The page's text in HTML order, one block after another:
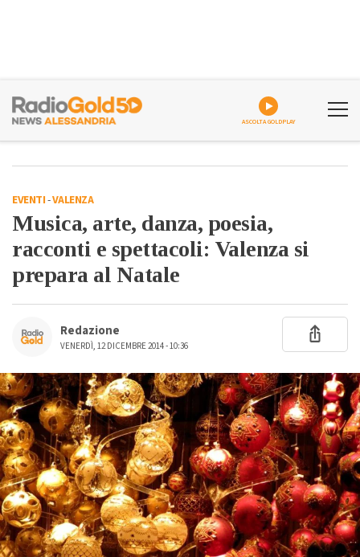
ASCOLTA GOLDPLAY
EVENTI-VALENZA
Musica, arte, danza, poesia,
racconti e spettacoli: Valenza si
prepara al Natale
Redazione
VENERDÌ, 12 DICEMBRE 2014 - 10:36